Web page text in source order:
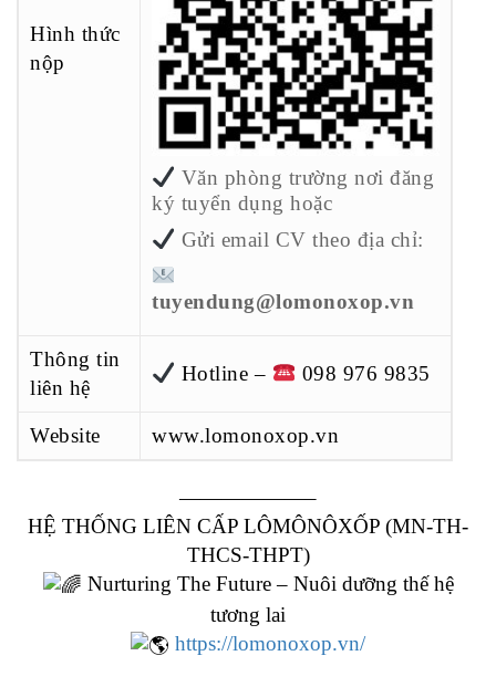
Hình thức
nộp
Văn phòng trường nơi đăng
ký tuyển dụng hoặc
Gửi email CV theo địa chỉ:
tuyendung@lomonoxop.vn
Thông tin
liên hệ
Hotline – 098 976 9835
Website www.lomonoxop.vn
——————–
HỆ THỐNG LIÊN CẤP LÔMÔNÔXỐP (MN-TH-
THCS-THPT)
Nurturing The Future – Nuôi dưỡng thế hệ
tương lai
https://lomonoxop.vn/